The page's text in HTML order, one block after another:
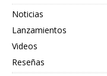
Noticias
Lanzamientos
Videos
Reseñas